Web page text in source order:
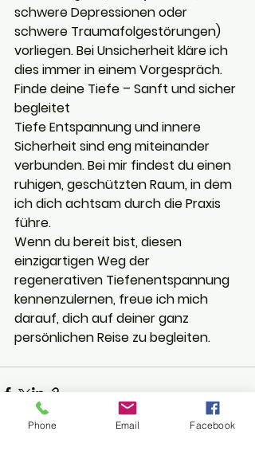
schwere Depressionen oder
schwere Traumafolgestörungen)
vorliegen. Bei Unsicherheit kläre ich
dies immer in einem Vorgespräch.
Finde deine Tiefe – Sanft und sicher
begleitet
Tiefe Entspannung und innere
Sicherheit sind eng miteinander
verbunden. Bei mir findest du einen
ruhigen, geschützten Raum, in dem
ich dich achtsam durch die Praxis
führe.
Wenn du bereit bist, diesen
einzigartigen Weg der
regenerativen Tiefenentspannung
kennenzulernen, freue ich mich
darauf, dich auf deiner ganz
persönlichen Reise zu begleiten.
Phone Email Facebook